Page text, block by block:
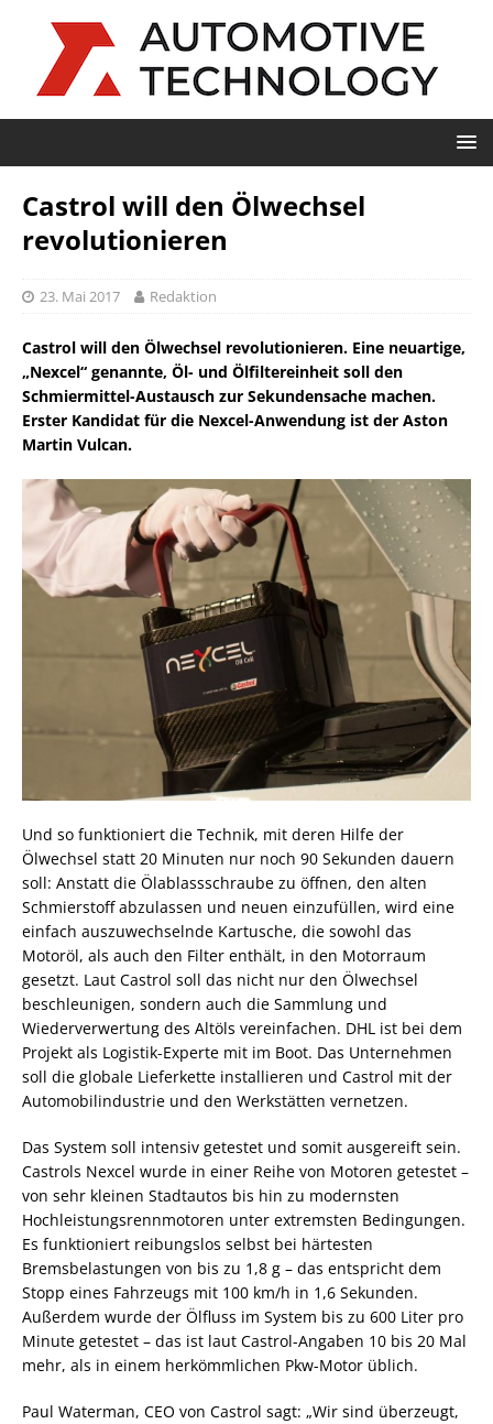
Castrol will den Ölwechsel
revolutionieren
23. Mai 2017 Redaktion
Castrol will den Ölwechsel revolutionieren. Eine neuartige,
„Nexcel“ genannte, Öl- und Ölfiltereinheit soll den
Schmiermittel-Austausch zur Sekundensache machen.
Erster Kandidat für die Nexcel-Anwendung ist der Aston
Martin Vulcan.
Und so funktioniert die Technik, mit deren Hilfe der
Ölwechsel statt 20 Minuten nur noch 90 Sekunden dauern
soll: Anstatt die Ölablassschraube zu öffnen, den alten
Schmierstoff abzulassen und neuen einzufüllen, wird eine
einfach auszuwechselnde Kartusche, die sowohl das
Motoröl, als auch den Filter enthält, in den Motorraum
gesetzt. Laut Castrol soll das nicht nur den Ölwechsel
beschleunigen, sondern auch die Sammlung und
Wiederverwertung des Altöls vereinfachen. DHL ist bei dem
Projekt als Logistik-Experte mit im Boot. Das Unternehmen
soll die globale Lieferkette installieren und Castrol mit der
Automobilindustrie und den Werkstätten vernetzen.
Das System soll intensiv getestet und somit ausgereift sein.
Castrols Nexcel wurde in einer Reihe von Motoren getestet –
von sehr kleinen Stadtautos bis hin zu modernsten
Hochleistungsrennmotoren unter extremsten Bedingungen.
Es funktioniert reibungslos selbst bei härtesten
Bremsbelastungen von bis zu 1,8 g – das entspricht dem
Stopp eines Fahrzeugs mit 100 km/h in 1,6 Sekunden.
Außerdem wurde der Ölfluss im System bis zu 600 Liter pro
Minute getestet – das ist laut Castrol-Angaben 10 bis 20 Mal
mehr, als in einem herkömmlichen Pkw-Motor üblich.
Paul Waterman, CEO von Castrol sagt: „Wir sind überzeugt,